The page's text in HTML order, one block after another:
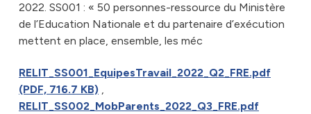
2022. SS001 : « 50 personnes-ressource du Ministère
de l’Education Nationale et du partenaire d’exécution
mettent en place, ensemble, les méc
RELIT_SS001_EquipesTravail_2022_Q2_FRE.pdf
(PDF, 716.7 KB) ,
RELIT_SS002_MobParents_2022_Q3_FRE.pdf